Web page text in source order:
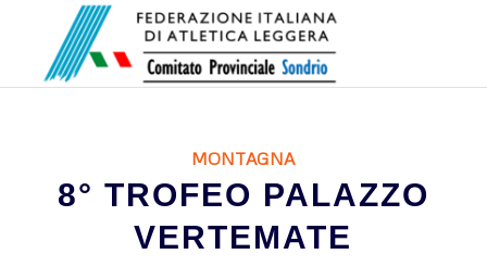
MONTAGNA
8° TROFEO PALAZZO
VERTEMATE